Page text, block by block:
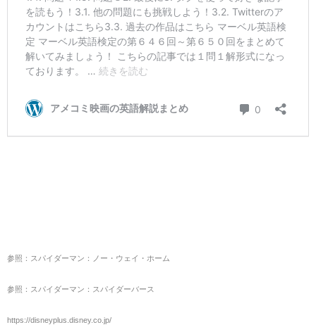
参照：スパイダーマン：ノー・ウェイ・ホーム
参照：スパイダーマン：スパイダーバース
https://disneyplus.disney.co.jp/